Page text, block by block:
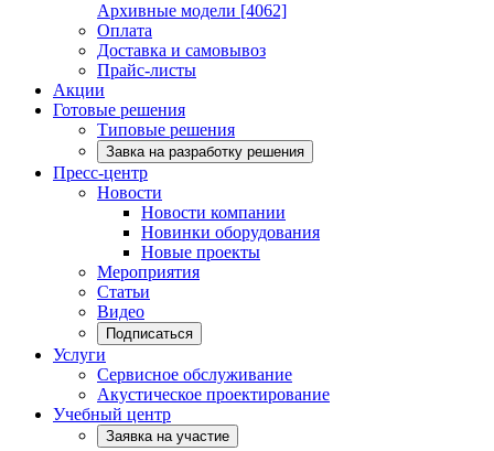
Архивные модели [4062]
Оплата
Доставка и самовывоз
Прайс-листы
Акции
Готовые решения
Типовые решения
Завка на разработку решения
Пресс-центр
Новости
Новости компании
Новинки оборудования
Новые проекты
Мероприятия
Статьи
Видео
Подписаться
Услуги
Сервисное обслуживание
Акустическое проектирование
Учебный центр
Заявка на участие